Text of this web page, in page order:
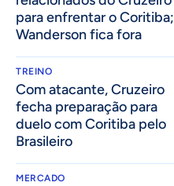
para enfrentar o Coritiba;
Wanderson fica fora
TREINO
Com atacante, Cruzeiro
fecha preparação para
duelo com Coritiba pelo
Brasileiro
MERCADO